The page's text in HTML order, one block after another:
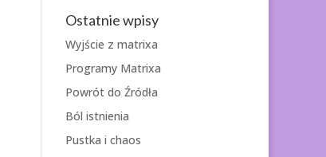
Ostatnie wpisy
Wyjście z matrixa
Programy Matrixa
Powrót do Źródła
Ból istnienia
Pustka i chaos